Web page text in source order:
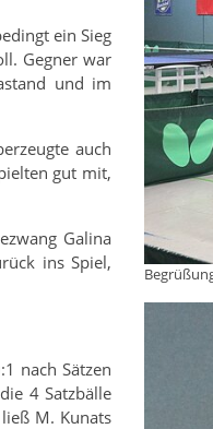
ein Sieg
Gegner war
und im
auch
gut mit,
Galina
ins Spiel,
nach Sätzen
4 Satzbälle
M. Kunats